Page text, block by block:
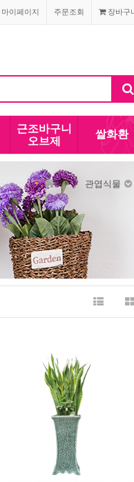
장바구
주문조회
마이페이지
근조바구니
오브제
쌀화환
관엽식물